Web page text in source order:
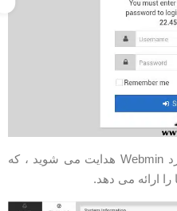
پس از ورود به سیستم ، به داشبورد Webmin هدایت می شوید ، که
ارائه می دهد.